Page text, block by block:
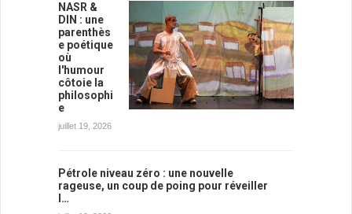
NASR &
DIN : une
parenthès
e poétique
où
l'humour
côtoie la
philosophi
e
juillet 19, 2026
Pétrole niveau zéro : une nouvelle
rageuse, un coup de poing pour réveiller
l…